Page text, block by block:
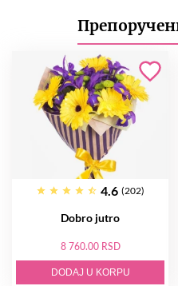
4.6 (202)
Dobro jutro
8 760.00 RSD
DODAJ U KORPU